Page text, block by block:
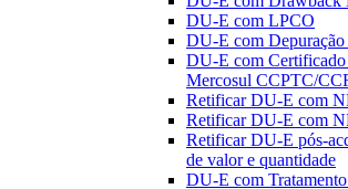
DU-E com LPCO
DU-E com Depuração
DU-E com
Mercosul CCPTC/
Retificar DU-E com
Retificar DU-E com
Retificar DU-E pós-
de valor e quantidade
DU-E com